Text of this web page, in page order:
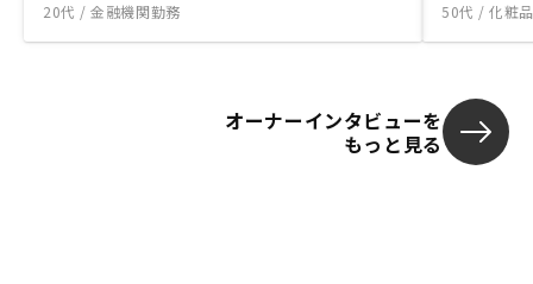
20代 / 金融機関勤務 50代 / 化粧
オーナーインタビューを
もっと見る